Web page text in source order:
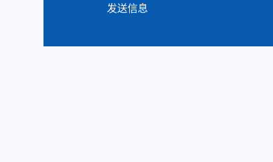
发送信息